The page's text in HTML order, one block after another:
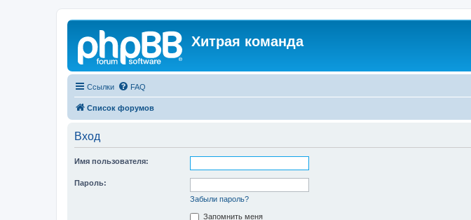
Хитрая команда
Ссылки FAQ
Список форумов
Вход
Имя пользователя:
Пароль:
Забыли пароль?
Запомнить меня